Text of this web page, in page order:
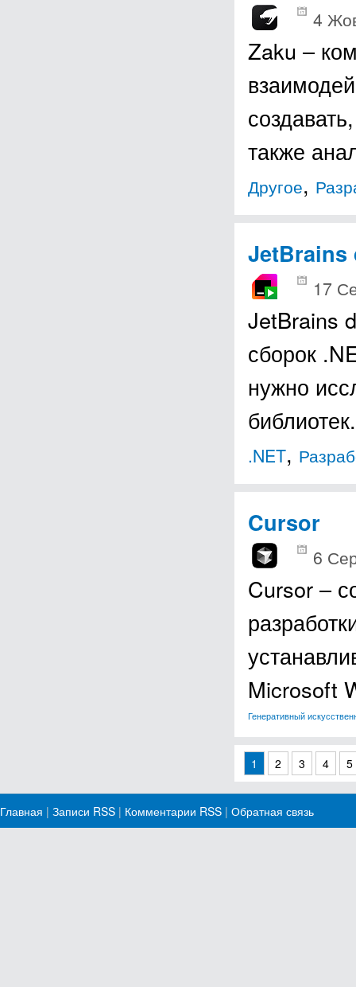
4
Zaku –
также
Другое,
JetBrains
17
JetBrains
сборок
нужно
.NET,
Cursor
6
Cursor –
Microsoft
Генеративный
1 2 3 4 5
Главная | Записи RSS | Комментарии RSS | Обратная связь